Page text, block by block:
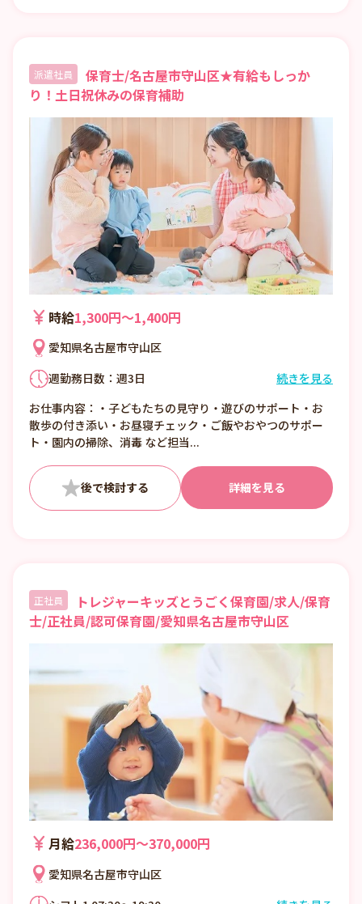
派遣社員
保育士/名古屋市守山区★有給もしっか
り！土日祝休みの保育補助
時給1,300円〜1,400円
愛知県名古屋市守山区
週勤務日数：週3日
②8:00〜17:00 （休憩1:00）
③12:00〜21:00 （休憩1:00）
■日数・曜日・時間帯相談可
■曜日・時間帯は固定可
続きを見る
お仕事内容：・子どもたちの見守り・遊びのサポート・お
散歩の付き添い・お昼寝チェック・ご飯やおやつのサポー
ト・園内の掃除、消毒 など担当...
詳細を見る
正社員
トレジャーキッズとうごく保育園/求人/保育
士/正社員/認可保育園/愛知県名古屋市守山区
月給236,000円〜370,000円
愛知県名古屋市守山区